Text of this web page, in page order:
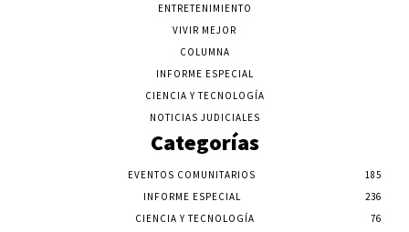
ENTRETENIMIENTO
VIVIR MEJOR
COLUMNA
INFORME ESPECIAL
CIENCIA Y TECNOLOGÍA
NOTICIAS JUDICIALES
Categorías
EVENTOS COMUNITARIOS
185
INFORME ESPECIAL
236
CIENCIA Y TECNOLOGÍA
76